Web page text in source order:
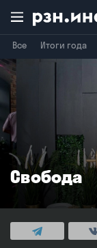
Все Итоги года
Свобода